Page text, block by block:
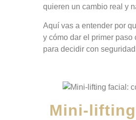
quieren un cambio real y
Aquí vas a entender por
y cómo dar el primer
para decidir con
Mini-